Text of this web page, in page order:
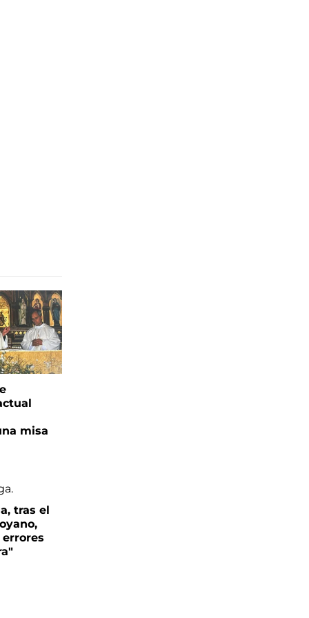
misa
tras el
errores